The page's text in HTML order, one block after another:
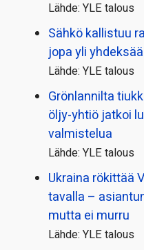
Lähde: YLE talous
Sähkö kallistuu
jopa yli
Lähde: YLE talous
Grönlannilta
öljy-yhtiö jatkoi
valmistelua
Lähde: YLE talous
Ukraina rökittää
tavalla –
mutta ei murru
Lähde: YLE talous